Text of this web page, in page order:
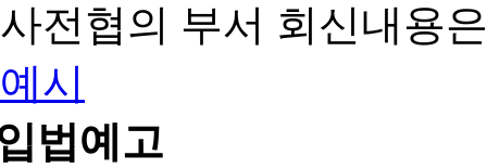
사전협의 부서 회신내용
예시
법예고